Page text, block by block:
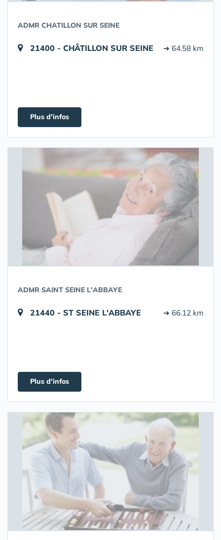
ADMR CHATILLON SUR SEINE
21400 - CHÂTILLON SUR SEINE ➔ 64.58 km
Plus d'infos
ADMR SAINT SEINE L'ABBAYE
21440 - ST SEINE L'ABBAYE ➔ 66.12 km
Plus d'infos